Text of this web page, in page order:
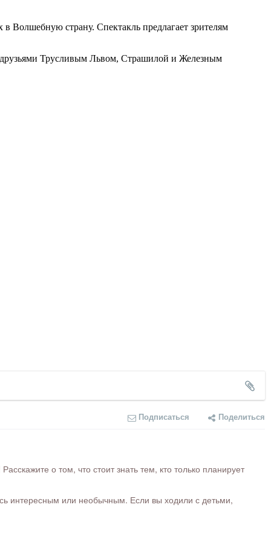
Волшебную страну. Спектакль предлагает зрителям
друзьями Трусливым Львом, Страшилой и Железным
Подписаться Поделиться
о том, что стоит знать тем, кто только планирует
интересным или необычным. Если вы ходили с детьми,